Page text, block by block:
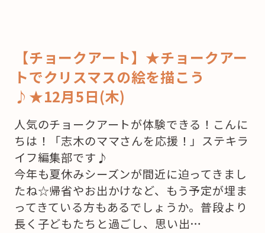
【チョークアート】★チョークアー
トでクリスマスの絵を描こう
♪★12月5日(木)
人気のチョークアートが体験できる！こんに
ちは！「志木のママさんを応援！」ステキラ
イフ編集部です♪
今年も夏休みシーズンが間近に迫ってきまし
たね☆帰省やお出かけなど、もう予定が埋ま
ってきている方もあるでしょうか。普段より
長く子どもたちと過ごし、思い出…